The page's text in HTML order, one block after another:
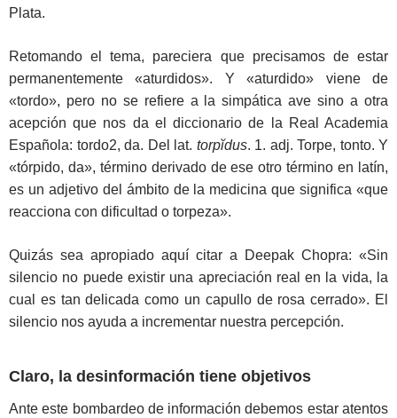
Plata.
Retomando el tema, pareciera que precisamos de estar
permanentemente «aturdidos». Y «aturdido» viene de
«tordo», pero no se refiere a la simpática ave sino a otra
acepción que nos da el diccionario de la Real Academia
Española: tordo2, da. Del lat. torpĭdus. 1. adj. Torpe, tonto. Y
«tórpido, da», término derivado de ese otro término en latín,
es un adjetivo del ámbito de la medicina que significa «que
reacciona con dificultad o torpeza».
Quizás sea apropiado aquí citar a Deepak Chopra: «Sin
silencio no puede existir una apreciación real en la vida, la
cual es tan delicada como un capullo de rosa cerrado». El
silencio nos ayuda a incrementar nuestra percepción.
Claro, la desinformación tiene objetivos
Ante este bombardeo de información debemos estar atentos